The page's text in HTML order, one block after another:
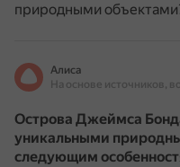
природными
Алиса
Острова Джеймса
уникальными
следующим